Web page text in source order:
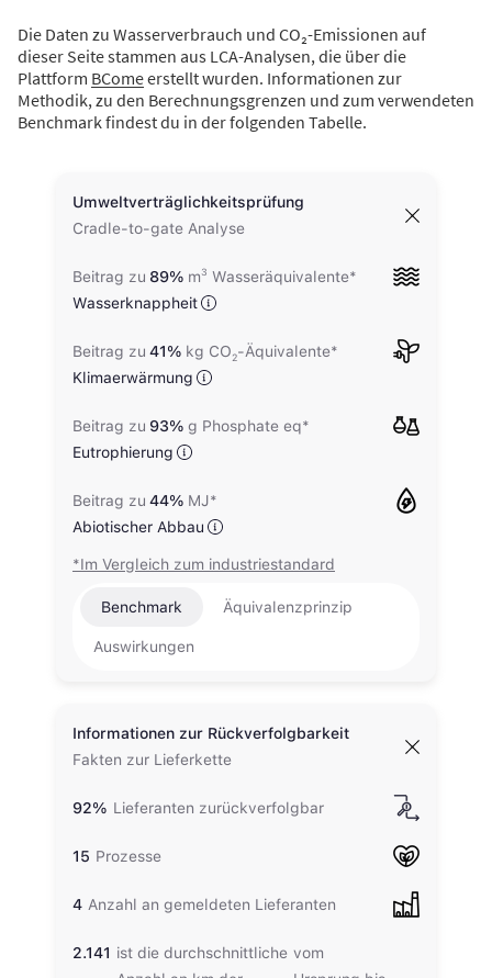
Die Daten zu Wasserverbrauch und CO₂-Emissionen auf
dieser Seite stammen aus LCA-Analysen, die über die
Plattform BComeerstellt wurden. Informationen zur
Methodik, zu den Berechnungsgrenzen und zum verwendeten
Benchmark findest du in der folgenden Tabelle.